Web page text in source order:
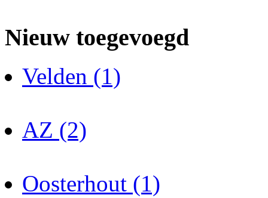
Nieuw toegevoegd
Velden (1)
AZ (2)
Oosterhout (1)